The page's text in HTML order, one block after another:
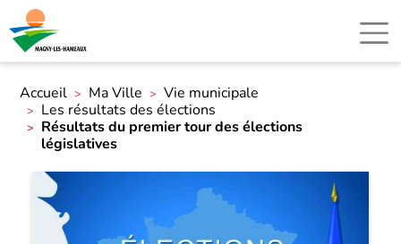
Accueil Ma Ville
Vie municipale
Les résultats des élections
Résultats du premier tour des élections
législatives